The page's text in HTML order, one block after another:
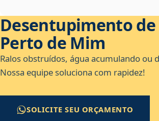
Desentupimento de
Perto de Mim
Ralos obstruídos, água acumulando ou
Nossa equipe soluciona com rapidez!
SOLICITE SEU ORÇAMENTO